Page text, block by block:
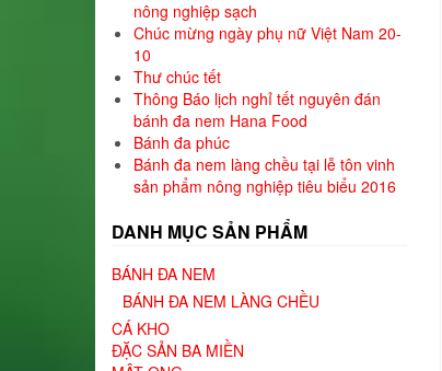
nông nghiệp sạch
Chúc mừng ngày phụ nữ Việt Nam 20-
10
Thư chúc tết
Thông Báo lịch nghỉ tết nguyên đán
bánh đa nem Hana Food
Bánh đa phúc
Bánh đa nem làng chều tại lễ tôn vinh
sản phẩm nông nghiệp tiêu biểu 2016
DANH MỤC SẢN PHẨM
BÁNH ĐA NEM
BÁNH ĐA NEM LÀNG CHỀU
CÁ KHO
ĐẶC SẢN BA MIỀN